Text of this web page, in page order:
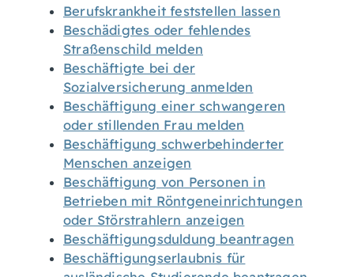
Berufskrankheit feststellen lassen
Beschädigtes oder fehlendes
Straßenschild melden
Beschäftigte bei der
Sozialversicherung anmelden
Beschäftigung einer schwangeren
oder stillenden Frau melden
Beschäftigung schwerbehinderter
Menschen anzeigen
Beschäftigung von Personen in
Betrieben mit Röntgeneinrichtungen
oder Störstrahlern anzeigen
Beschäftigungsduldung beantragen
Beschäftigungserlaubnis für